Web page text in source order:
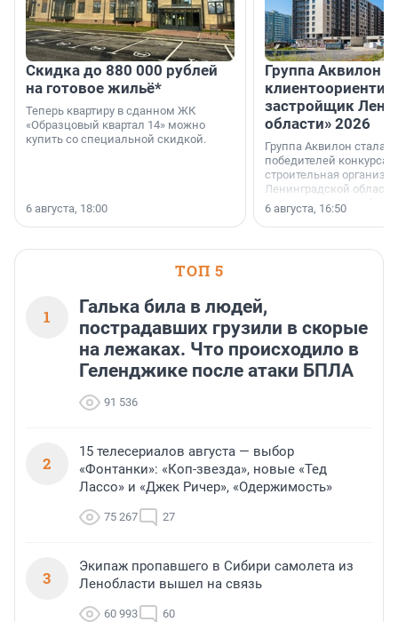
Скидка до 880 000 рублей
на готовое жильё*
Теперь квартиру в сданном ЖК
«Образцовый квартал 14» можно
купить со специальной скидкой.
6 августа, 18:00
Группа Аквилон
застройщик
области» 2026
Группа Аквилон стала
победителей конкурса
строительная
Ленинградской области
номинации «Самый
застройщик
области».
6 августа, 16:50
ТОП 5
1
Галька била в людей,
пострадавших грузили в скорые
на лежаках. Что происходило в
Геленджике после атаки БПЛА
91 536
2
15 телесериалов августа — выбор
«Фонтанки»: «Коп-звезда», новые «Тед
Лассо» и «Джек Ричер», «Одержимость»
75 267 27
3
Экипаж пропавшего в Сибири самолета из
Ленобласти вышел на связь
60 993 60